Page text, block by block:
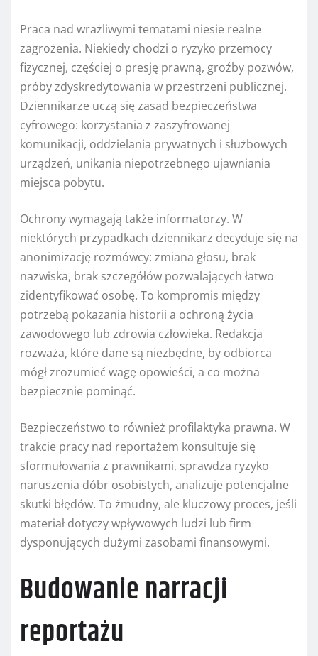
Praca nad wrażliwymi tematami niesie realne
zagrożenia. Niekiedy chodzi o ryzyko przemocy
fizycznej, częściej o presję prawną, groźby pozwów,
próby zdyskredytowania w przestrzeni publicznej.
Dziennikarze uczą się zasad bezpieczeństwa
cyfrowego: korzystania z zaszyfrowanej
komunikacji, oddzielania prywatnych i służbowych
urządzeń, unikania niepotrzebnego ujawniania
miejsca pobytu.
Ochrony wymagają także informatorzy. W
niektórych przypadkach dziennikarz decyduje się na
anonimizację rozmówcy: zmiana głosu, brak
nazwiska, brak szczegółów pozwalających łatwo
zidentyfikować osobę. To kompromis między
potrzebą pokazania historii a ochroną życia
zawodowego lub zdrowia człowieka. Redakcja
rozważa, które dane są niezbędne, by odbiorca
mógł zrozumieć wagę opowieści, a co można
bezpiecznie pominąć.
Bezpieczeństwo to również profilaktyka prawna. W
trakcie pracy nad reportażem konsultuje się
sformułowania z prawnikami, sprawdza ryzyko
naruszenia dóbr osobistych, analizuje potencjalne
skutki błędów. To żmudny, ale kluczowy proces, jeśli
materiał dotyczy wpływowych ludzi lub firm
dysponujących dużymi zasobami finansowymi.
Budowanie narracji
reportażu